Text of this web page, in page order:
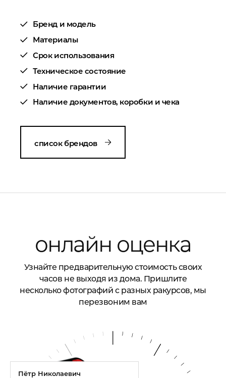
Бренд и модель
Материалы
Срок использования
Техническое состояние
Наличие гарантии
Наличие документов, коробки и чека
список брендов
онлайн оценка
Узнайте предварительную стоимость своих
часов не выходя из дома. Пришлите
несколько фотографий с разных ракурсов, мы
перезвоним вам
Пётр Николаевич